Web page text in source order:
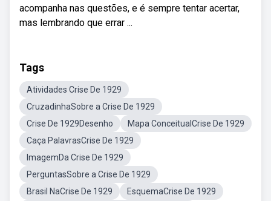
acompanha nas questões, e é sempre tentar acertar,
mas lembrando que errar ...
Tags
Atividades Crise De 1929
CruzadinhaSobre a Crise De 1929
Crise De 1929Desenho
Mapa ConceitualCrise De 1929
Caça PalavrasCrise De 1929
ImagemDa Crise De 1929
PerguntasSobre a Crise De 1929
Brasil NaCrise De 1929
EsquemaCrise De 1929